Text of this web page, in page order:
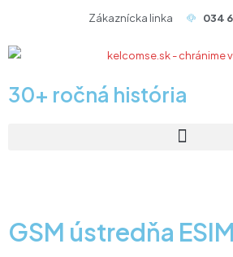
obsah
Zákaznícka linka 034
30+ ročná história
GSM ústredňa